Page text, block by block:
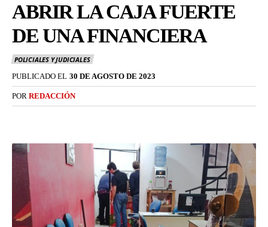
ABRIR LA CAJA FUERTE
DE UNA FINANCIERA
POLICIALES Y JUDICIALES
PUBLICADO EL 30 DE AGOSTO DE 2023
POR REDACCIÓN